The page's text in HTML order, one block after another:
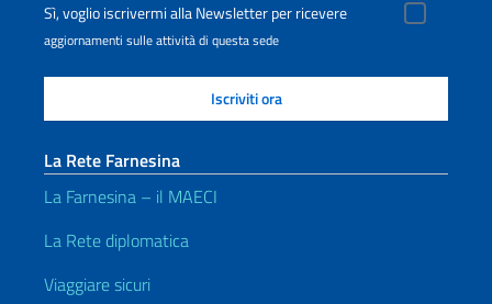
Sì, voglio iscrivermi alla Newsletter per ricevere
aggiornamenti sulle attività di questa sede
La Rete Farnesina
La Farnesina – il MAECI
La Rete diplomatica
Viaggiare sicuri